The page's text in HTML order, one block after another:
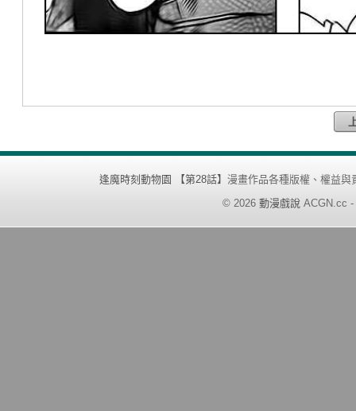
逢魔時刻動物園 【第28話】漫畫作品各種版權、權益與
© 2026 動漫戲說 ACGN.cc